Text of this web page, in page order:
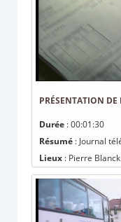
PRÉSENTATION
Durée : 00:01:30
Résumé : Journal
Lieux : Pierre